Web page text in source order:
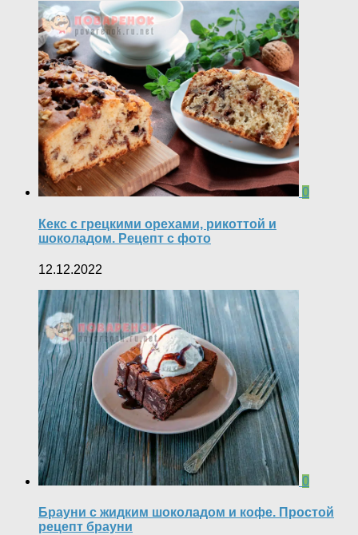
0
Кекс с грецкими орехами, рикоттой и
шоколадом. Рецепт с фото
12.12.2022
0
Брауни с жидким шоколадом и кофе. Простой
рецепт брауни